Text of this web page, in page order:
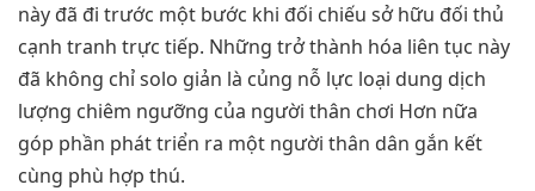
này đã đi trước một bước khi đối chiếu sở hữu đối thủ
cạnh tranh trực tiếp. Những trở thành hóa liên tục này
đã không chỉ solo giản là củng nỗ lực loại dung dịch
lượng chiêm ngưỡng của người thân chơi Hơn nữa
góp phần phát triển ra một người thân dân gắn kết
cùng phù hợp thú.